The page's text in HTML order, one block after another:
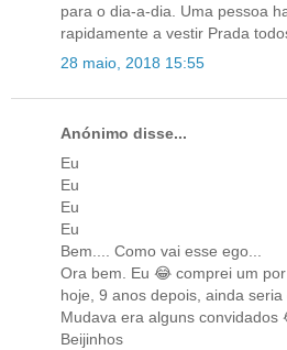
para o dia-a-dia. Uma pessoa
rapidamente a vestir Prada
28 maio, 2018 15:55
Anónimo disse...
Eu
Eu
Eu
Eu
Bem.... Como vai esse ego...
Ora bem. Eu 😂 comprei um
hoje, 9 anos depois, ainda
Mudava era alguns convidados
Beijinhos